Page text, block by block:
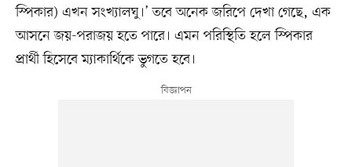
স্পিকার) এখন সংখ্যালঘু।’ তবে অনেক জরিপে দেখা গেছে, এক
আসনে জয়-পরাজয় হতে পারে। এমন পরিস্থিতি হলে স্পিকার
প্রার্থী হিসেবে ম্যাকার্থিকে ভুগতে হবে।